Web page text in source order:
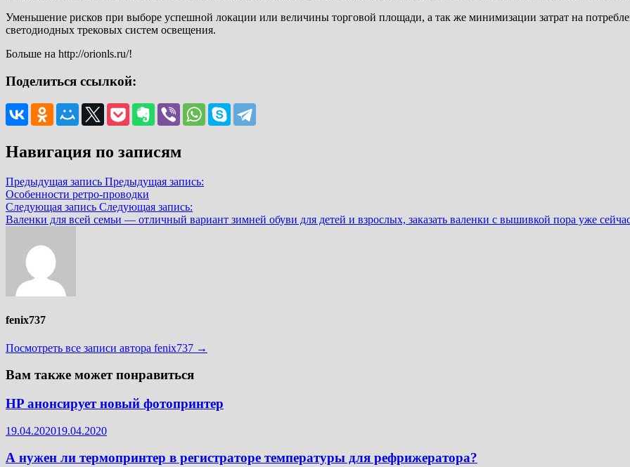
Уменьшение рисков при выборе успешной локации или величины торговой площади, а так же минимизации затрат на
светодиодных трековых систем освещения.
Больше на http://orionls.ru/!
Поделиться ссылкой:
Навигация по записям
Предыдущая запись Предыдущая запись:
Особенности ретро-проводки
Следующая запись Следующая запись:
Валенки для всей семьи — отличный вариант зимней обуви для детей и взрослых, заказать валенки с вышивкой пора уже
fenix737
Посмотреть все записи автора fenix737 →
Вам также может понравиться
HP анонсирует новый фотопринтер
19.04.202019.04.2020
А нужен ли термопринтер в регистраторе температуры для рефрижератора?